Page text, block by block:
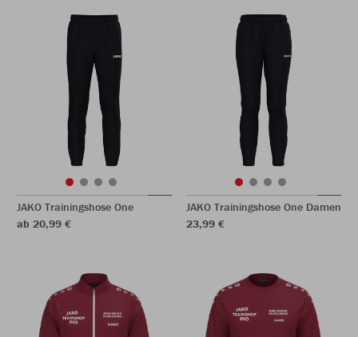
JAKO Trainingshose One
ab 20,99 €
JAKO Trainingshose One Damen
23,99 €